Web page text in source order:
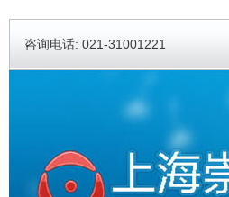
咨询电话: 021-31001221